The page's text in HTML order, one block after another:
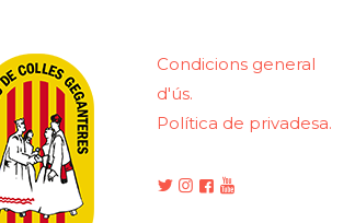
Condicions general
d'ús.
Política de privadesa.